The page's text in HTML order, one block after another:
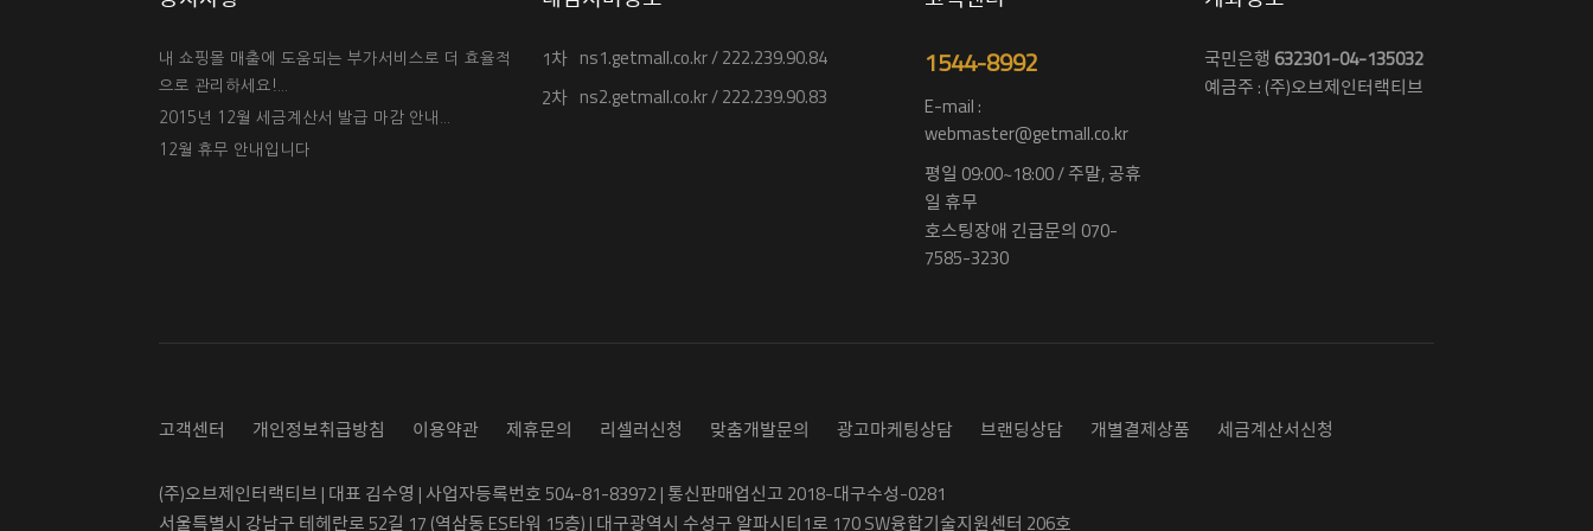
내 쇼핑몰 매출에 도움되는 부가서비스로 더 효율적
으로 관리하세요!...
2015년 12월 세금계산서 발급 마감 안내...
12월 휴무 안내입니다
1차 ns1.getmall.co.kr / 222.239.90.84
2차 ns2.getmall.co.kr / 222.239.90.83
1544-8992
E-mail :
webmaster@getmall.co.kr
평일 09:00~18:00 / 주말, 공휴
일 휴무
호스팅장애 긴급문의 070-
7585-3230
국민은행 632301-04-135032
예금주 : (주)오브제인터랙티브
고객센터 개인정보취급방침 이용약관 제휴문의 리셀러신청 맞춤개발문의 광고마케팅상담 브랜딩상담 개별결제상품 세금계산서신청
(주)오브제인터랙티브 | 대표 김수영 | 사업자등록번호 504-81-83972 | 통신판매업신고 2018-대구수성-0281
서울특별시 강남구 테헤란로 52길 17 (역삼동 ES타워 15층) | 대구광역시 수성구 알파시티1로 170 SW융합기술지원센터 206호